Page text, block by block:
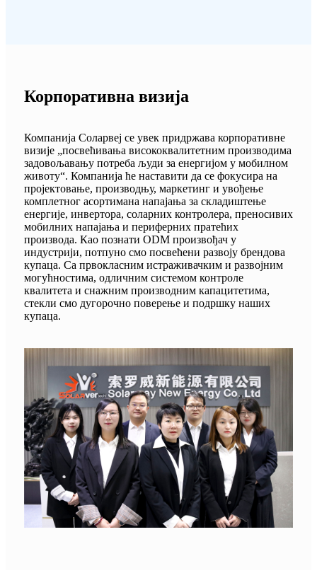
Корпоративна визија
Компанија Соларвеј се увек придржава корпоративне
визије „посвећивања висококвалитетним производима
задовољавању потреба људи за енергијом у мобилном
животу“. Компанија ће наставити да се фокусира на
пројектовање, производњу, маркетинг и увођење
комплетног асортимана напајања за складиштење
енергије, инвертора, соларних контролера, преносивих
мобилних напајања и периферних пратећих
производа. Као познати ODM произвођач у
индустрији, потпуно смо посвећени развоју брендова
купаца. Са првокласним истраживачким и развојним
могућностима, одличним системом контроле
квалитета и снажним производним капацитетима,
стекли смо дугорочно поверење и подршку наших
купаца.